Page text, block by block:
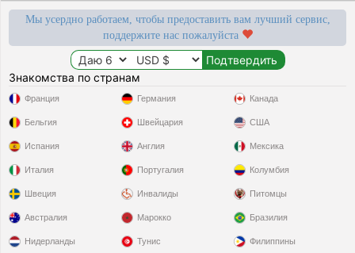
Мы усердно работаем, чтобы предоставить вам лучший сервис,
поддержите нас пожалуйста
Знакомства по странам
Франция
Бельгия
Испания
Италия
Швеция
Германия
Швейцария
Англия
Португалия
Инвалиды
Канада
США
Мексика
Колумбия
Питомцы
Австралия
Нидерланды
Марокко
Тунис
Бразилия
Филиппины